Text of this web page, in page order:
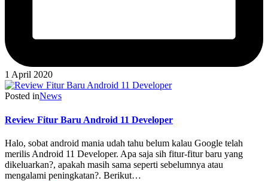
1 April 2020
Posted inNews
Review Fitur Baru Android 11 Developer
Halo, sobat android mania udah tahu belum kalau Google telah
merilis Android 11 Developer. Apa saja sih fitur-fitur baru yang
dikeluarkan?, apakah masih sama seperti sebelumnya atau
mengalami peningkatan?. Berikut…